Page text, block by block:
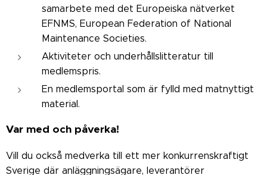
samarbete med det Europeiska nätverket
EFNMS, European Federation of National
Maintenance Societies.
Aktiviteter och underhållslitteratur till
medlemspris.
En medlemsportal som är fylld med matnyttigt
material.
Var med och påverka!
Vill du också medverka till ett mer konkurrenskraftigt
Sverige där anläggningsägare, leverantörer